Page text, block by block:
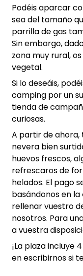
Podéis aparcar
sea del tamaño
parrilla de gas
Sin embargo,
zona muy rural,
vegetal.
Si lo deseáis,
camping por un
tienda de
curiosas.
A partir de ahora,
nevera bien
huevos frescos,
refrescaros de
helados. El pago
basándonos en la
rellenar vuestro
nosotros. Para
a vuestra
¡La plaza incluye
en escribirnos si